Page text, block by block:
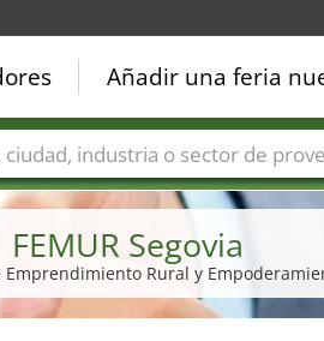
FEMUR Segovia
Rural y
Añadir una feria
Sectores de ferias